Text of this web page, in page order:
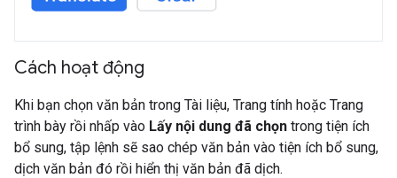
Cách hoạt động
Khi bạn chọn văn bản trong Tài liệu, Trang tính hoặc Trang
trình bày rồi nhấp vào Lấy nội dung đã chọn trong tiện ích
bổ sung, tập lệnh sẽ sao chép văn bản vào tiện ích bổ sung,
dịch văn bản đó rồi hiển thị văn bản đã dịch.